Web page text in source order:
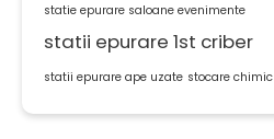
statie epurare saloane evenimente
statii epurare 1st criber
statii epurare ape uzate stocare chimic